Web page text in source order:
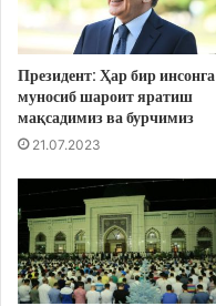
Президент: Ҳар бир инсонга
муносиб шароит яратиш
мақсадимиз ва бурчимиз
21.07.2023